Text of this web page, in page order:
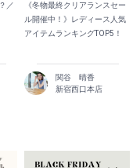
／
《冬物最終クリアランスセー
ル開催中！》レディース人気
アイテムランキングTOP5！
関谷 晴香
新宿西口本店